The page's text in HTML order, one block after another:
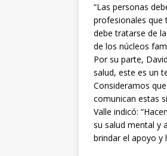
“Las personas
profesionales que
debe tratarse de
de los núcleos
Por su parte,
salud, este es un
Consideramos
comunican estas
Valle indicó:
su salud mental y
brindar el apoyo y